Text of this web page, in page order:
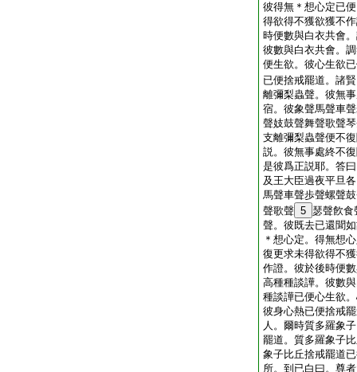
彼得無＊想心定已
得欲得不獲欲獲不
時便數與白衣共會
彼數與白衣共會。
便生欲。彼心生欲
已便捨戒罷道。諸
離彌梨蟲聲。彼無
宿。彼象聲馬聲車
聲妓鼓聲舞聲歌聲
支離彌梨蟲聲便不
説。彼無事處終不
是彼爲正説耶。答
及王大臣過夜平旦
馬聲車聲歩聲螺聲
聲歌聲 5 瑟聲飮
聲。彼既去已還聞
＊想心定。得無想
復更求未得欲得不
作證。彼於後時便
高種種談譁。彼數
種談譁已便心生欲
彼身心熱已便捨戒
人。爾時質多羅象
罷道。質多羅象子
象子比丘捨戒罷道
所。到已白曰。尊